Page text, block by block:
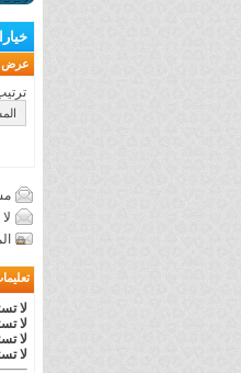
عرض
لا
لا
لا
لا